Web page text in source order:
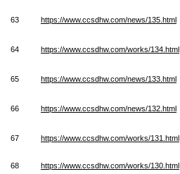
63 https://www.ccsdhw.com/news/135.html
64 https://www.ccsdhw.com/works/134.html
65 https://www.ccsdhw.com/news/133.html
66 https://www.ccsdhw.com/news/132.html
67 https://www.ccsdhw.com/works/131.html
68 https://www.ccsdhw.com/works/130.html